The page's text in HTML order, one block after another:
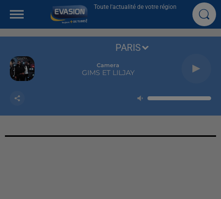
Toute l'actualité de votre région
Camera
GIMS ET LILJAY
PARIS